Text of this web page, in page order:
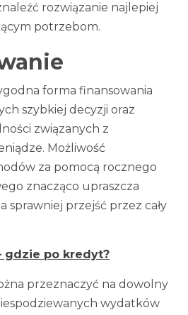
rozwiązanie najlepiej
potrzebom.
forma finansowania
szybkiej decyzji oraz
związanych z
Możliwość
za pomocą rocznego
znacząco upraszcza
sprawniej przejść przez cały
gdzie po kredyt?
przeznaczyć na dowolny
wydatków